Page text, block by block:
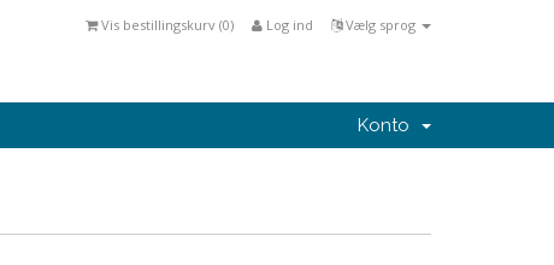
Vælg sprog
Log ind
Vis bestillingskurv (0)
Konto